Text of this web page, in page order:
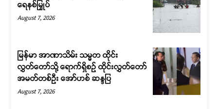
ရေနစ်မြှုပ်
August 7, 2026
မြန်မာ အာဏာသိမ်း သမ္မတ ထိုင်း
လွှတ်တော်သို့ ရောက်ရှိစဉ် ထိုင်းလွှတ်တော်
အမတ်တစ်ဦး အော်ဟစ် ဆန္ဒပြ
August 7, 2026